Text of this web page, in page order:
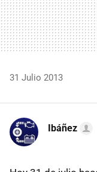
31 Julio 2013
Ibáñez